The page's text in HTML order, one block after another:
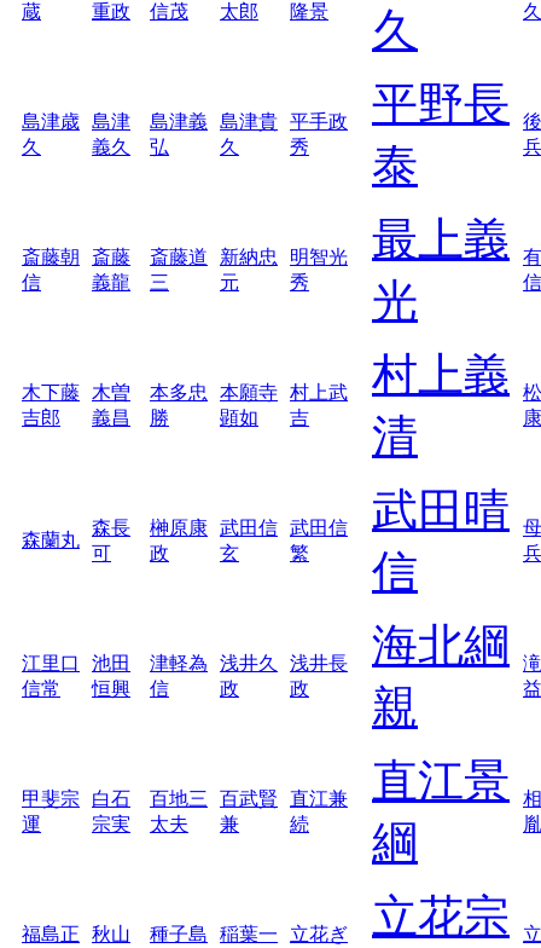
蔵
重政
信茂
太郎
隆景
久
久
島津歳
久
島津
義久
島津義
弘
島津貴
久
平手政
秀
平野長
泰
斎藤朝
信
斎藤
義龍
斎藤道
三
新納忠
元
明智光
秀
最上義
光
信
木下藤
吉郎
木曽
義昌
本多忠
勝
本願寺
顕如
村上武
吉
村上義
清
康
森蘭丸
森長
可
榊原康
政
武田信
玄
武田信
繁
武田晴
信
江里口
信常
池田
恒興
津軽為
信
浅井久
政
浅井長
政
海北綱
親
益
甲斐宗
運
白石
宗実
百地三
太夫
百武賢
兼
直江兼
続
直江景
綱
胤
福島正
秋山
種子島
稲葉一
立花ぎ
立花宗